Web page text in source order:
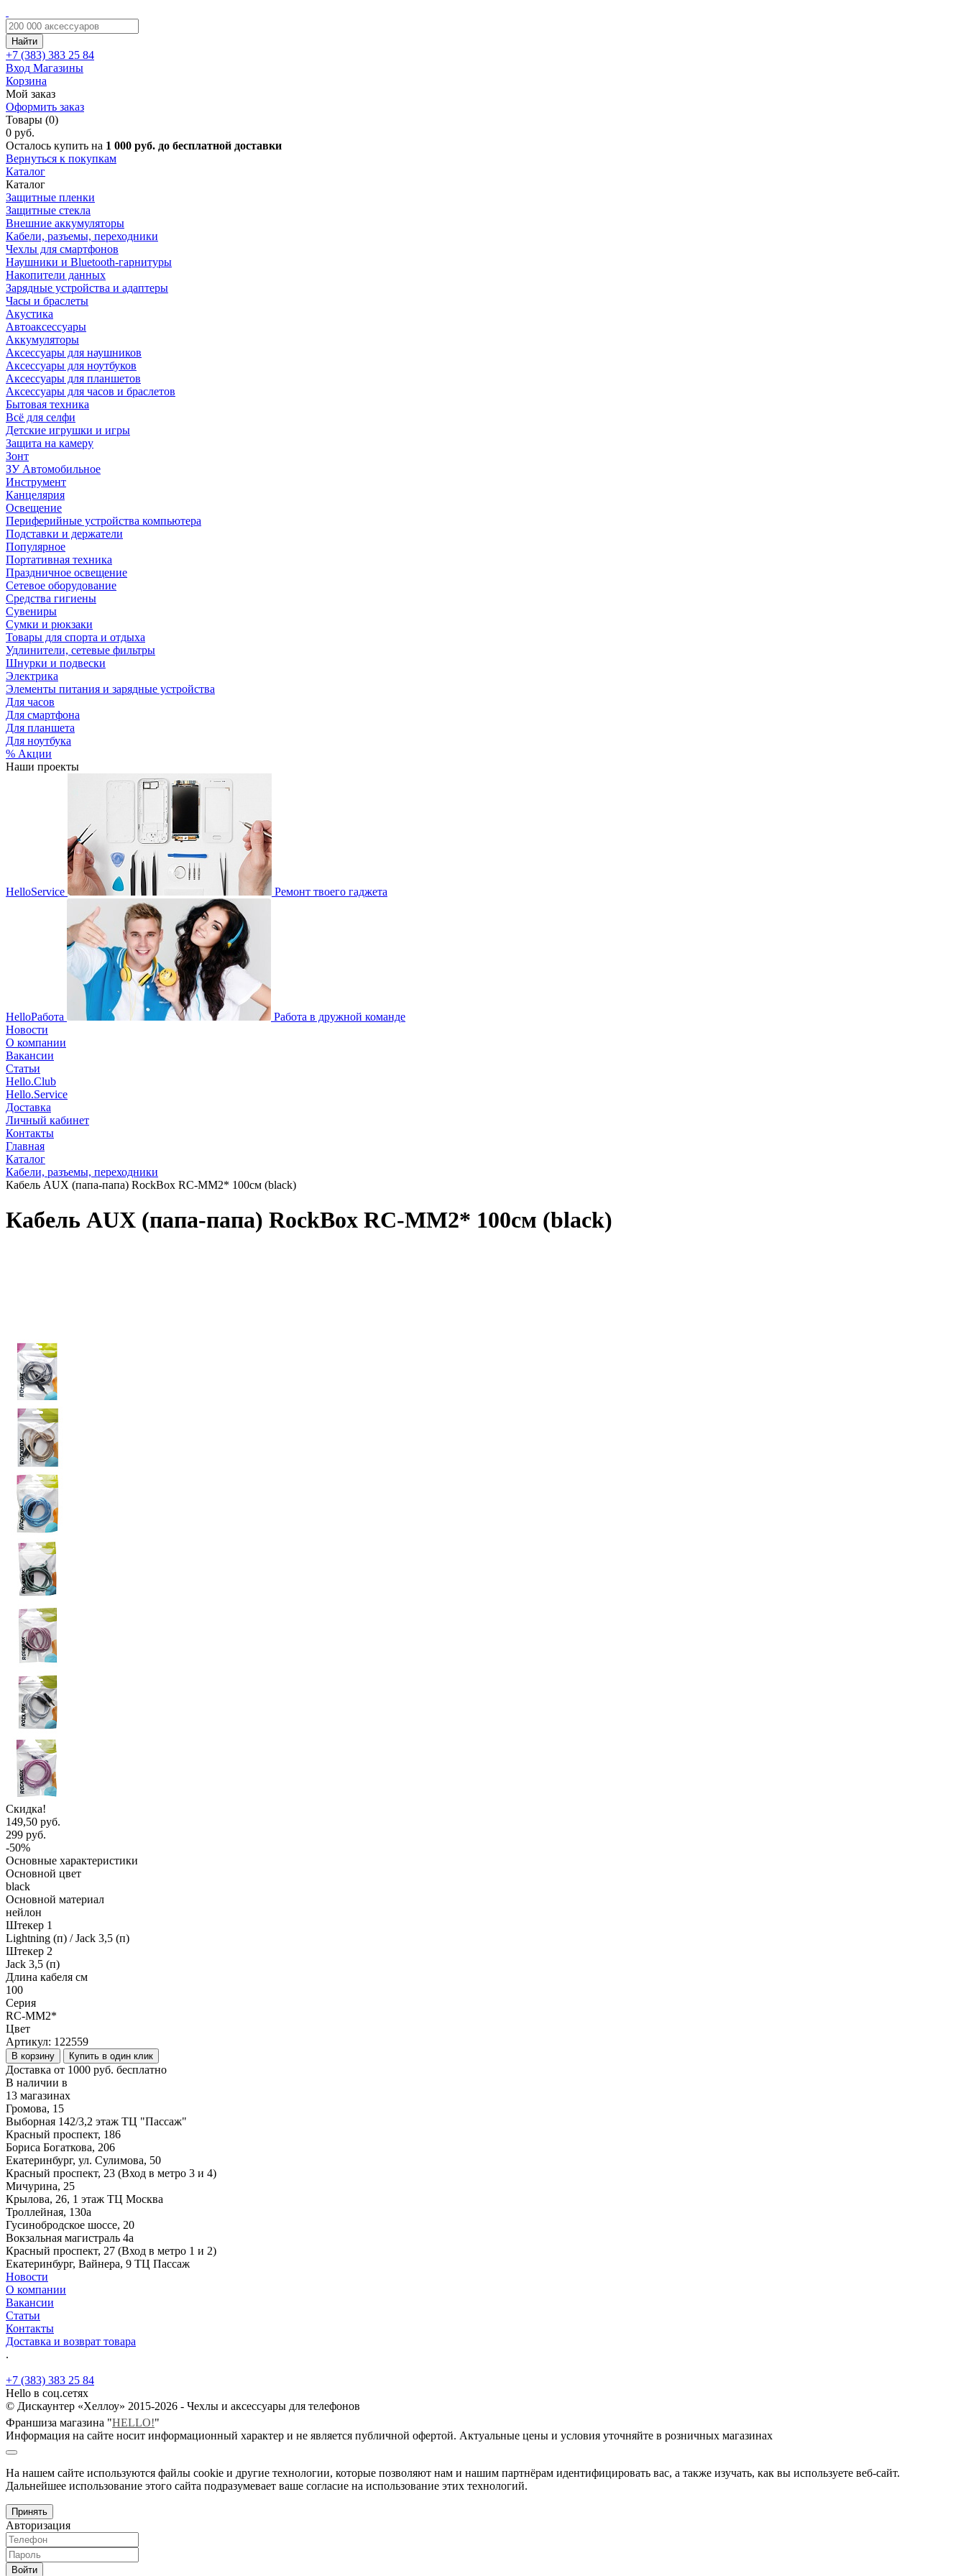
Найти
+7 (383) 383 25 84
Вход Магазины
Корзина
Мой заказ
Оформить заказ
Товары (0)
0 руб.
Осталось купить на 1 000 руб. до бесплатной доставки
Вернуться к покупкам
Каталог
Каталог
Защитные пленки
Защитные стекла
Внешние аккумуляторы
Кабели, разъемы, переходники
Чехлы для смартфонов
Наушники и Bluetooth-гарнитуры
Накопители данных
Зарядные устройства и адаптеры
Часы и браслеты
Акустика
Автоаксессуары
Аккумуляторы
Аксессуары для наушников
Аксессуары для ноутбуков
Аксессуары для планшетов
Аксессуары для часов и браслетов
Бытовая техника
Всё для селфи
Детские игрушки и игры
Защита на камеру
Зонт
ЗУ Автомобильное
Инструмент
Канцелярия
Освещение
Периферийные устройства компьютера
Подставки и держатели
Популярное
Портативная техника
Праздничное освещение
Сетевое оборудование
Средства гигиены
Сувениры
Сумки и рюкзаки
Товары для спорта и отдыха
Удлинители, сетевые фильтры
Шнурки и подвески
Электрика
Элементы питания и зарядные устройства
Для часов
Для смартфона
Для планшета
Для ноутбука
% Акции
Наши проекты
HelloService Ремонт твоего гаджета
HelloРабота
Работа в дружной команде
Новости
О компании
Вакансии
Статьи
Hello.Club
Hello.Service
Доставка
Личный кабинет
Контакты
Главная
Каталог
Кабели, разъемы, переходники
Кабель AUX (папа-папа) RockBox RC-MM2* 100см (black)
Кабель AUX (папа-папа) RockBox RC-MM2* 100см (black)
Скидка!
149,50 руб.
299 руб.
-50%
Основные характеристики
Основной цвет
black
Основной материал
нейлон
Штекер 1
Lightning (п) / Jack 3,5 (п)
Штекер 2
Jack 3,5 (п)
Длина кабеля см
100
Серия
RC-MM2*
Цвет
Артикул: 122559
В корзину Купить в один клик
Доставка от 1000 руб. бесплатно
В наличии в
13 магазинах
Громова, 15
Выборная 142/3,2 этаж ТЦ "Пассаж"
Красный проспект, 186
Бориса Богаткова, 206
Екатеринбург, ул. Сулимова, 50
Красный проспект, 23 (Вход в метро 3 и 4)
Мичурина, 25
Крылова, 26, 1 этаж ТЦ Москва
Троллейная, 130а
Гусинобродское шоссе, 20
Вокзальная магистраль 4а
Красный проспект, 27 (Вход в метро 1 и 2)
Екатеринбург, Вайнера, 9 ТЦ Пассаж
Новости
О компании
Вакансии
Статьи
Контакты
Доставка и возврат товара
.
+7 (383) 383 25 84
Hello в соц.сетях
© Дискаунтер «Хеллоу» 2015-2026 - Чехлы и аксессуары для телефонов
Франшиза магазина "HELLO!"
Информация на сайте носит информационный характер и не является публичной офертой. Актуальные цены и условия уточняйте в розничных магазинах
На нашем сайте используются файлы cookie и другие технологии, которые позволяют нам и нашим партнёрам идентифицировать вас, а также изучать, как вы используете веб-сайт.
Дальнейшее использование этого сайта подразумевает ваше согласие на использование этих технологий.
Принять
Авторизация
Войти